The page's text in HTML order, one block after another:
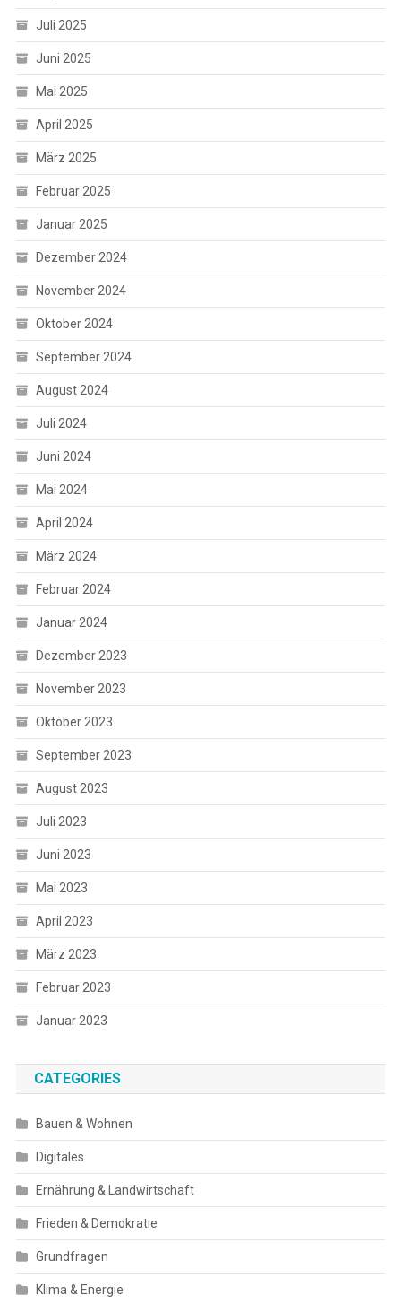
Juli 2025
Juni 2025
Mai 2025
April 2025
März 2025
Februar 2025
Januar 2025
Dezember 2024
November 2024
Oktober 2024
September 2024
August 2024
Juli 2024
Juni 2024
Mai 2024
April 2024
März 2024
Februar 2024
Januar 2024
Dezember 2023
November 2023
Oktober 2023
September 2023
August 2023
Juli 2023
Juni 2023
Mai 2023
April 2023
März 2023
Februar 2023
Januar 2023
CATEGORIES
Bauen & Wohnen
Digitales
Ernährung & Landwirtschaft
Frieden & Demokratie
Grundfragen
Klima & Energie